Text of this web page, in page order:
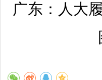
广东：人大